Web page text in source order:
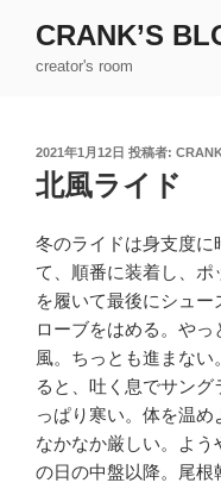
CRANK’S
creator's room
投
稿
日:
2021年1月12日 投稿者:
北風ライド
冬のライドは身支度に
て、順番に装着し、
を履いて最後にシュ
ローブをはめる。や
風。ちっとも進まな
ると、吐く息でサン
っぱり寒い。体を温め
なかなか厳しい。よう
の日の中盤以降。尾